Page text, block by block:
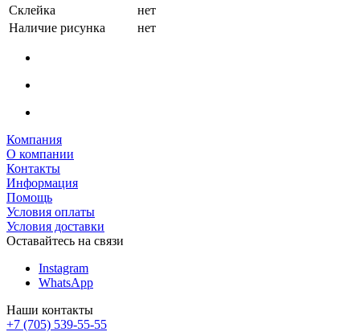
Склейка
нет
Наличие рисунка
нет
Компания
О компании
Контакты
Информация
Помощь
Условия оплаты
Условия доставки
Оставайтесь на связи
Instagram
WhatsApp
Наши контакты
+7 (705) 539-55-55